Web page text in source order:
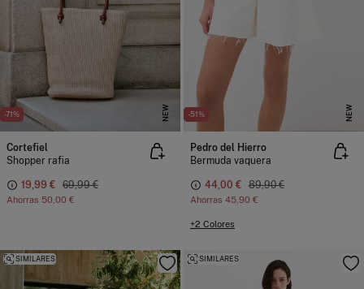
-71% NEW
Cortefiel
Shopper rafia
19,99 € 69,99 €
Ahorras 50,00 €
-51% NEW
Pedro del Hierro
Bermuda vaquera
44,00 € 89,90 €
Ahorras 45,90 €
+2 Colores
SIMILARES SIMILARES